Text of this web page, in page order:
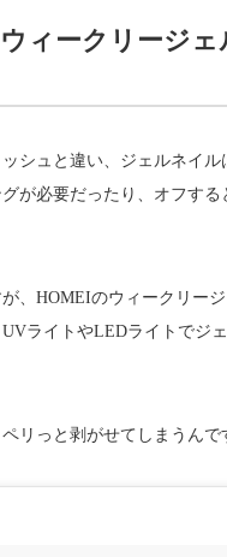
ィークリージェ
シュと違い、ジェルネイル
が必要だったり、オフする
、HOMEIのウィークリー
ライトやLEDライトでジ
リっと剥がせてしまうんで